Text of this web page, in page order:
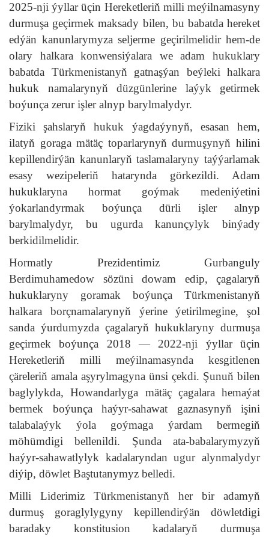
2025-nji ýyllar üçin Hereketleriň milli meýilnamasyny
durmuşa geçirmek maksady bilen, bu babatda hereket
edýän kanunlarymyza seljerme geçirilmelidir hem-de
olary halkara konwensiýalara we adam hukuklary
babatda Türkmenistanyň gatnaşýan beýleki halkara
hukuk namalarynyň düzgünlerine laýyk getirmek
boýunça zerur işler alnyp barylmalydyr.
Fiziki şahslaryň hukuk ýagdaýynyň, esasan hem,
ilatyň goraga mätäç toparlarynyň durmuşynyň hilini
kepillendirýän kanunlaryň taslamalaryny taýýarlamak
esasy wezipeleriň hatarynda görkezildi. Adam
hukuklaryna hormat goýmak medeniýetini
ýokarlandyrmak boýunça dürli işler alnyp
barylmalydyr, bu ugurda kanunçylyk binýady
berkidilmelidir.
Hormatly Prezidentimiz Gurbanguly
Berdimuhamedow sözüni dowam edip, çagalaryň
hukuklaryny goramak boýunça Türkmenistanyň
halkara borçnamalarynyň ýerine ýetirilmegine, şol
sanda ýurdumyzda çagalaryň hukuklaryny durmuşa
geçirmek boýunça 2018 — 2022-nji ýyllar üçin
Hereketleriň milli meýilnamasynda kesgitlenen
çäreleriň amala aşyrylmagyna ünsi çekdi. Şunuň bilen
baglylykda, Howandarlyga mätäç çagalara hemaýat
bermek boýunça haýyr-sahawat gaznasynyň işini
talabalaýyk ýola goýmaga ýardam bermegiň
möhümdigi bellenildi. Şunda ata-babalarymyzyň
haýyr-sahawatlylyk kadalaryndan ugur alynmalydyr
diýip, döwlet Baştutanymyz belledi.
Milli Liderimiz Türkmenistanyň her bir adamyň
durmuş goraglylygyny kepillendirýän döwletdigi
baradaky konstitusion kadalaryň durmuşa